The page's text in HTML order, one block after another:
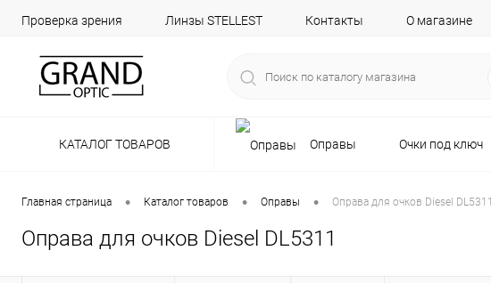
Проверка зрения Линзы STELLEST Контакты О магазине
КАТАЛОГ ТОВАРОВ Оправы Очки под ключ
Главная страница • Каталог товаров • Оправы • Оправа для очков Diesel DL5311
Оправа для очков Diesel DL5311